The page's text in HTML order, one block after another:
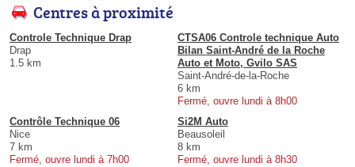
Centres à proximité
Controle Technique Drap
Drap
1.5 km
CTSA06 Controle technique Auto
Bilan Saint-André de la Roche
Auto et Moto, Gvilo SAS
Saint-André-de-la-Roche
6 km
Fermé, ouvre lundi à 8h00
Contrôle Technique 06
Nice
7 km
Fermé, ouvre lundi à 7h00
Si2M Auto
Beausoleil
8 km
Fermé, ouvre lundi à 8h30